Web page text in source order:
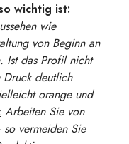
wichtig ist:
wie
von Beginn an
Ist das Profil nicht
Druck deutlich
orange und
Arbeiten Sie von
vermeiden Sie